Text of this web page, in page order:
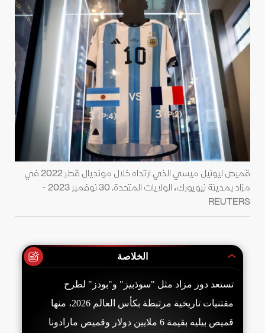
قميص ليونيل ميسي الذي ارتداه خلال مونديال قطر 2022 في
مزاد بمدينة نيويورك، الولايات المتحدة. 30 نوفمبر 2023 -
REUTERS
الخلاصة
تستعد دور مزاد مثل "سوذبيز" و"بودز" لطرح
مقتنيات تاريخية مرتبطة بكأس العالم 2026، منها
قميص بيليه بقيمة 6 ملايين دولار وقميص مارادونا